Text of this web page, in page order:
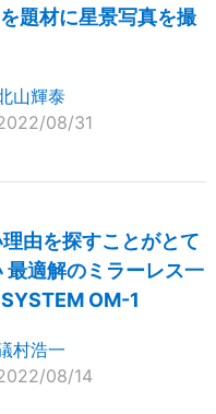
題材に星景写真を撮
山輝泰
08/31
由を探すことがとて
最適解のミラーレス一
OM-1
村浩一
08/14